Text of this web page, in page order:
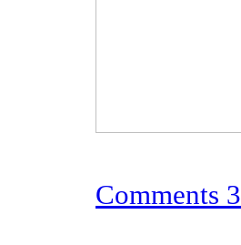
Comments 3